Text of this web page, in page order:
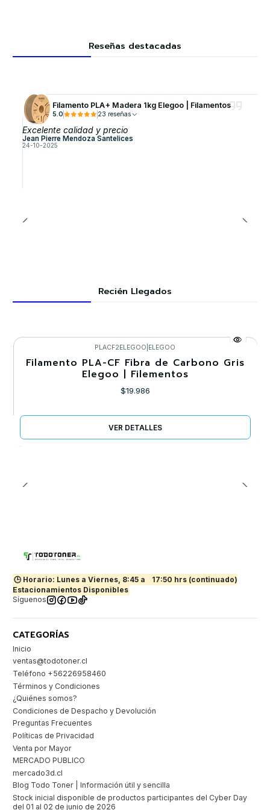
Reseñas destacadas
Filamento PLA+ Madera 1kg Elegoo | Filamentos
5.0 23 reseñas
Excelente calidad y precio
Jean Pierre Mendoza Santelices
24-10-2025
Recién Llegados
PLACF2ELEGOO ELEGOO
Filamento PLA-CF Fibra de Carbono Gris
Elegoo | Filementos
$19.986
VER DETALLES
🕒 Horario: Lunes a Viernes, 8:45 a
17:50 hrs (continuado)
Estacionamientos Disponibles
Síguenos
CATEGORÍAS
Inicio
ventas@todotoner.cl
Teléfono +56226958460
Términos y Condiciones
¿Quiénes somos?
Condiciones de Despacho y Devolución
Preguntas Frecuentes
Políticas de Privacidad
Venta por Mayor
MERCADO PUBLICO
mercado3d.cl
Blog Todo Toner | Información útil y sencilla
Stock inicial disponible de productos participantes del Cyber Day
del 01 al 02 de junio de 2026